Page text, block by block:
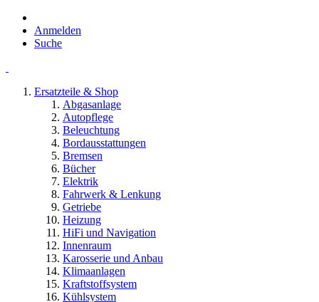
Anmelden
Suche
Ersatzteile & Shop
Abgasanlage
Autopflege
Beleuchtung
Bordausstattungen
Bremsen
Bücher
Elektrik
Fahrwerk & Lenkung
Getriebe
Heizung
HiFi und Navigation
Innenraum
Karosserie und Anbau
Klimaanlagen
Kraftstoffsystem
Kühlsystem